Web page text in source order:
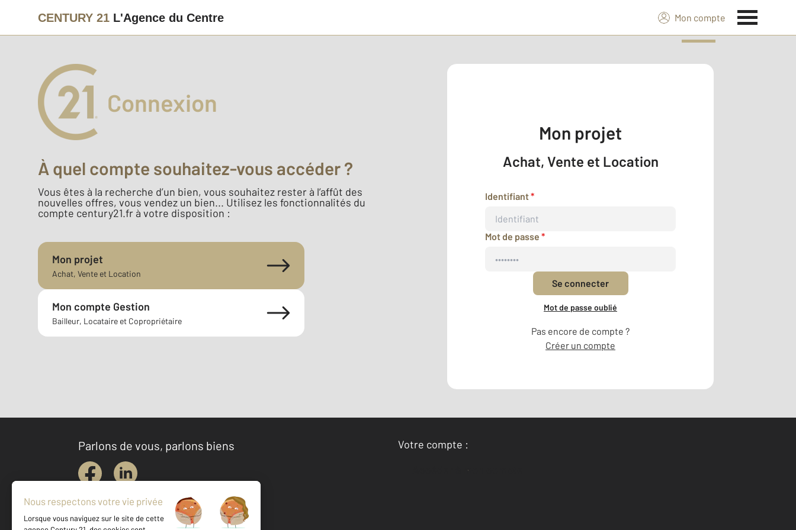
CENTURY 21 L'Agence du Centre Mon compte
Connexion
À quel compte souhaitez-vous accéder ?
Vous êtes à la recherche d’un bien, vous souhaitez rester à l’affût des
nouvelles offres, vous vendez un bien... Utilisez les fonctionnalités du
compte century21.fr à votre disposition :
Mon projet
Achat, Vente et Location
Mon compte Gestion
Bailleur, Locataire et Copropriétaire
Mon projet
Achat, Vente et Location
Identifiant*
Mot de passe *
Se connecter
Mot de passe oublié
Pas encore de compte ?
Créer un compte
Parlons de vous, parlons biens
Votre compte :
Accéder à mon compte